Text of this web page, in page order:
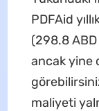
PDFAid
(298.8
ancak yine
maliyeti